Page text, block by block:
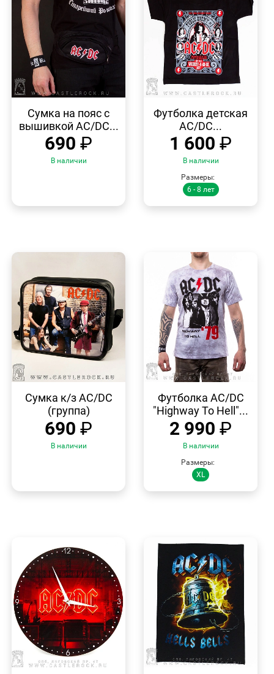
Сумка на пояс с
вышивкой AC/DC...
690 ₽
В наличии
Футболка детская
AC/DC...
1 600 ₽
В наличии
Размеры:
6 - 8 лет
ПРОСМОТР
Сумка к/з AC/DC
(группа)
690 ₽
В наличии
ПРОСМОТР
Футболка AC/DC
"Highway To Hell"...
2 990 ₽
В наличии
Размеры:
XL